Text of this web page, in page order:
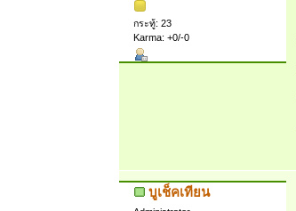
กระทู้: 23
Karma: +0/-0
บูเช็คเทียน